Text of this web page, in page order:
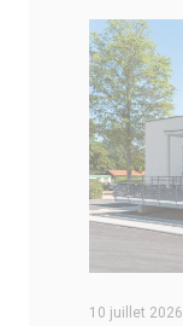
10 juillet 2026